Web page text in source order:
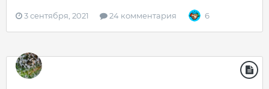
3 сентября, 2021 24 комментария 6